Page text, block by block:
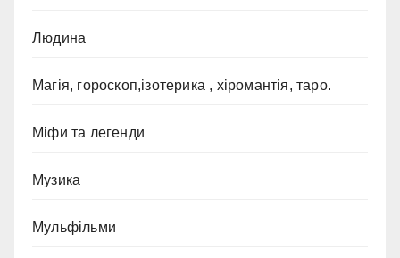
Людина
Магія, гороскоп,ізотерика , хіромантія, таро.
Міфи та легенди
Музика
Мульфільми